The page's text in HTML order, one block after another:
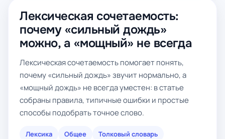
Лексическая сочетаемость:
почему «сильный дождь»
можно, а «мощный» не всегда
Лексическая сочетаемость помогает понять,
почему «сильный дождь» звучит нормально, а
«мощный дождь» не всегда уместен: в статье
собраны правила, типичные ошибки и простые
способы подобрать точное слово.
Лексика Общее Толковый словарь